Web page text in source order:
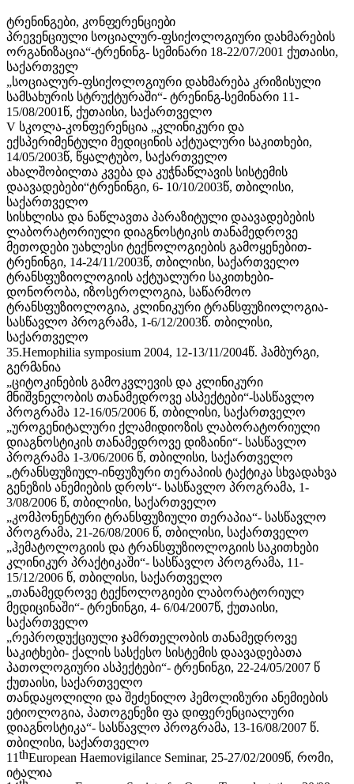
ტრენინგები, კონფერენციები
პრევენციული სოციალურ-ფსიქოლოგიური დახმარების
ორგანიზაცია“-ტრენინგ- სემინარი 18-22/07/2001 ქუთაისი,
საქართველ
„სოციალურ-ფსიქოლოგიური დახმარება კრიზისული
სამსახურის სტრუქტურაში“- ტრენინგ-სემინარი 11-
15/08/2001წ, ქუთაისი, საქართველო
V სკოლა-კონფერენცია „კლინიკური და
ექსპერიმენტული მედიცინის აქტუალური საკითხები,
14/05/2003წ, წყალტუბო, საქართველო
ახალშობილთა კვება და კუჭნაწლავის სისტემის
დაავადებები“ტრენინგი, 6- 10/10/2003წ, თბილისი,
საქართველო
სისხლისა და ნაწლავთა პარაზიტული დაავადებების
ლაბორატორიული დიაგნოსტიკის თანამედროვე
მეთოდები უახლესი ტექნოლოგიების გამოყენებით-
ტრენინგი, 14-24/11/2003წ, თბილისი, საქართველო
ტრანსფუზიოლოგიის აქტუალური საკითხები-
დონორობა, იზოსეროლოგია, საწარმოო
ტრანსფუზიოლოგია, კლინიკური ტრანსფუზიოლოგია-
სასწავლო პროგრამა, 1-6/12/2003წ. თბილისი,
საქართველო
35.Hemophilia symposium 2004, 12-13/11/2004წ. ჰამბურგი,
გერმანია
„ციტოკინების გამოკვლევის და კლინიკური
მნიშვნელობის თანამედროვე ასპექტები“-სასწავლო
პროგრამა 12-16/05/2006 წ, თბილისი, საქართველო
„უროგენიტალური ქლამიდიოზის ლაბორატორიული
დიაგნოსტიკის თანამედროვე დიზაინი“- სასწავლო
პროგრამა 1-3/06/2006 წ, თბილისი, საქართველო
„ტრანსფუზიულ-ინფუზური თერაპიის ტაქტიკა სხვადახვა
გენეზის ანემიების დროს“- სასწავლო პროგრამა, 1-
3/08/2006 წ, თბილისი, საქართველო
„კომპონენტური ტრანსფუზიული თერაპია“- სასწავლო
პროგრამა, 21-26/08/2006 წ, თბილისი, საქართველო
„ჰემატოლოგიის და ტრანსფუზიოლოგიის საკითხები
კლინიკურ პრაქტიკაში“- სასწავლო პროგრამა, 11-
15/12/2006 წ, თბილისი, საქართველო
„თანამედროვე ტექნოლოგიები ლაბორატორიულ
მედიცინაში“- ტრენინგი, 4- 6/04/2007წ, ქუთაისი,
საქართველო
„რეპროდუქციული ჯამრთელობის თანამედროვე
საკიტხები- ქალის სასქესო სისტემის დაავადებათა
პათოლოგიური ასპექტები“- ტრენინგი, 22-24/05/2007 წ
ქუთაისი, საქართველო
თანდაყოლილი და შეძენილო ჰემოლიზური ანემიების
ეტიოლოგია, პათოგენეზი ფა დიფერენციალური
დიაგნოსტიკა“- სასწავლო პროგრამა, 13-16/08/2007 წ.
თბილისი, საქართველო
11thEuropean Haemovigilance Seminar, 25-27/02/2009წ, რომი,
იტალია